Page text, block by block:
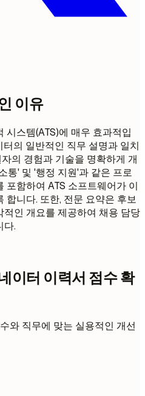
이유
시스템(ATS)에 매우 효과적입
의 일반적인 직무 설명과 일치
의 경험과 기술을 명확하게 개
통' 및 '행정 지원'과 같은 프로
포함하여 ATS 소프트웨어가 이
합니다. 또한, 전문 요약은 후보
인 개요를 제공하여 채용 담당
다.
이터 이력서 점수 확
와 직무에 맞는 실용적인 개선